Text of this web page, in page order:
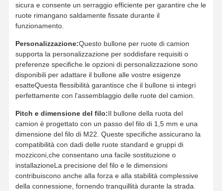
BOLT di tracciato
Segmento Bolt
bullone a rotaia
Bolt di un cerotto
Bolt per denti a secchio
Bolt di blocco dentale
Cerniera della ruota del camion
bulloni e dadi
sicura e consente un serraggio efficiente per garantire che le
ruote rimangano saldamente fissate durante il
funzionamento.
Personalizzazione:Questo bullone per ruote di camion
supporta la personalizzazione per soddisfare requisiti o
preferenze specifiche.le opzioni di personalizzazione sono
disponibili per adattare il bullone alle vostre esigenze
esatteQuesta flessibilità garantisce che il bullone si integri
perfettamente con l'assemblaggio delle ruote del camion.
Pitch e dimensione del filo:Il bullone della ruota del
camion è progettato con un passo del filo di 1,5 mm e una
dimensione del filo di M22. Queste specifiche assicurano la
compatibilità con dadi delle ruote standard e gruppi di
mozziconi,che consentano una facile sostituzione o
installazioneLa precisione del filo e le dimensioni
contribuiscono anche alla forza e alla stabilità complessive
della connessione, fornendo tranquillità durante la strada.